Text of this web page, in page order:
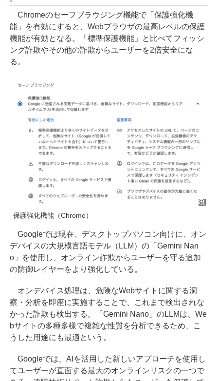
Chromeのセーフブラウジング機能で「保護強化機
能」を有効にすると、Webブラウザの最高レベルの保護
機能が有効となる。「標準保護機能」と比べてフィッシ
ング詐欺やその他の詐欺からユーザーを2倍安全にな
る。
保護強化機能（Chrome）
Googleでは現在、デスクトップパソコン向けに、オン
デバイスの大規模言語モデル（LLM）の「Gemini Nan
o」を使用し、オンライン詐欺からユーザーを守る追加
の防御レイヤーをより強化している。
オンデバイス処理は、危険なWebサイトに関する洞
察・分析を即座に実施することで、これまで検出されな
かった詐欺も検出する。「Gemini Nano」のLLMは、We
bサイトの多種多様で複雑な性質を分析できるため、こ
うした用途にも最適という。
Googleでは、AIを活用した新しいアプローチを使用し
てユーザーが直面する最大のオンラインリスクの一つで